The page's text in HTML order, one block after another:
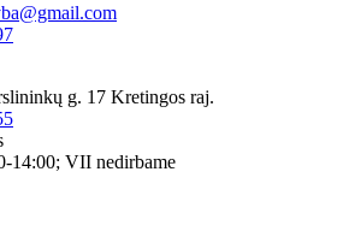
g. 17 Kretingos raj.
14:00; VII nedirbame